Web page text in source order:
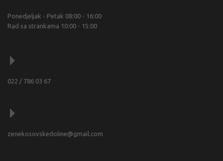
Ponedjeljak - Petak 08:00 - 16:00
Rad sa strankama 10:00 - 15:00
022 / 786 03 67
zenekosovskedoline@gmail.com